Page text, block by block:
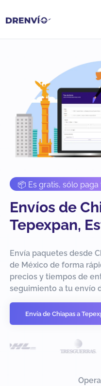
📦 Es gratis, sólo paga
Envíos de
Tepexpan,
Envía paquetes desde
de México de forma
precios y tiempos de
seguimiento a tu envío
Envía de Chiapas a